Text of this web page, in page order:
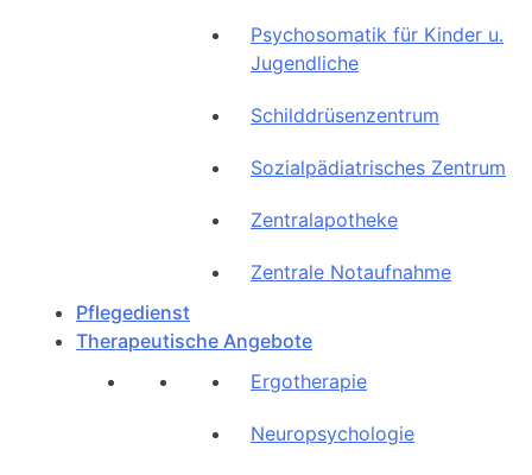
Psychosomatik für Kinder u.
Jugendliche
Schilddrüsenzentrum
Sozialpädiatrisches Zentrum
Zentralapotheke
Zentrale Notaufnahme
Pflegedienst
Therapeutische Angebote
Ergotherapie
Neuropsychologie